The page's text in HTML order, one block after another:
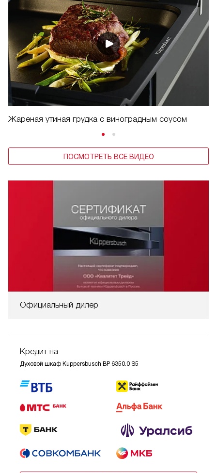
Жареная утиная грудка с виноградным соусом
ПОСМОТРЕТЬ ВСЕ ВИДЕО
Официальный дилер
Кредит на
Духовой шкаф Kuppersbusch BP 6350.0 S5